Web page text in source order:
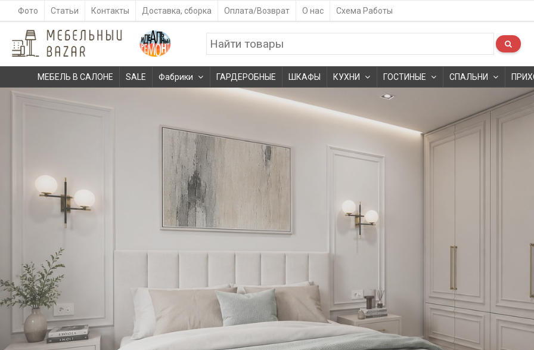
Фото Статьи Контакты Доставка, сборка Оплата/Возврат О нас Схема Работы
МЕБЕЛЬ В САЛОНЕ SALE Фабрики ГАРДЕРОБНЫЕ ШКАФЫ КУХНИ ГОСТИНЫЕ СПАЛЬНИ